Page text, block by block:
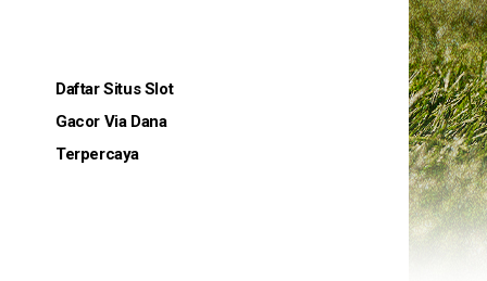
Daftar Situs Slot
Gacor Via Dana
Terpercaya